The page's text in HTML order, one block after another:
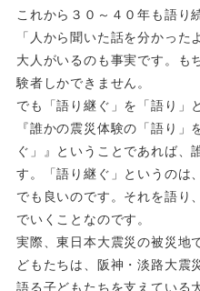
これから３０～４０年も語り
「人から聞いた話を分かった
大人がいるのも事実です。も
験者しかできません。
でも「語り継ぐ」を「語り」
『誰かの震災体験の「語り
ぐ」』ということであれば、
す。「語り継ぐ」というのは
でも良いのです。それを語り
でいくことなのです。
実際、東日本大震災の被災地
どもたちは、阪神・淡路大震
語る子どもたちを支えている